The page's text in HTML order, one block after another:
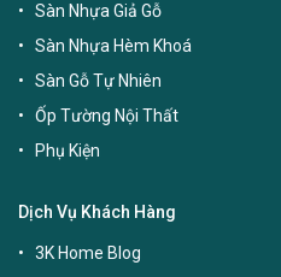
Sàn Nhựa Giả Gỗ
Sàn Nhựa Hèm Khoá
Sàn Gỗ Tự Nhiên
Ốp Tường Nội Thất
Phụ Kiện
Dịch Vụ Khách Hàng
3K Home Blog